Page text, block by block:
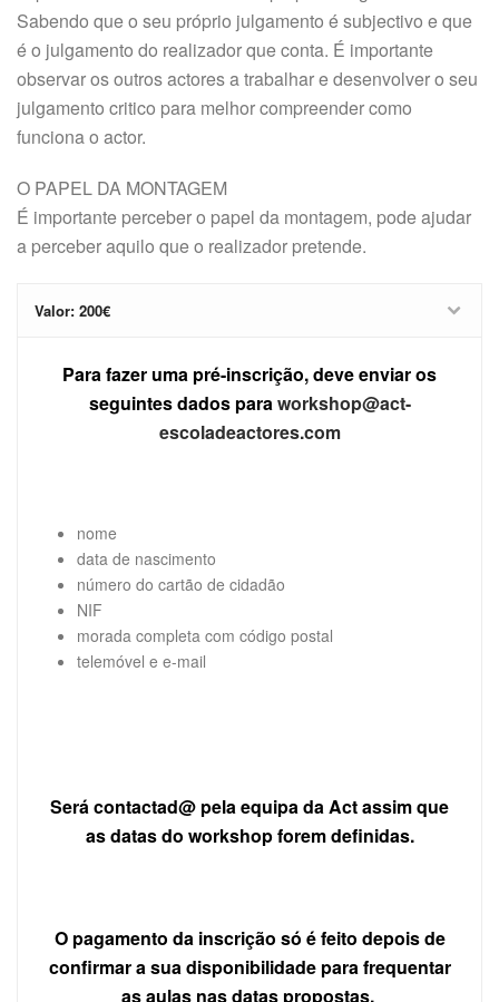
Sabendo que o seu próprio julgamento é subjectivo e que
é o julgamento do realizador que conta. É importante
observar os outros actores a trabalhar e desenvolver o seu
julgamento critico para melhor compreender como
funciona o actor.
O PAPEL DA MONTAGEM
É importante perceber o papel da montagem, pode ajudar
a perceber aquilo que o realizador pretende.
Valor: 200€
Para fazer uma pré-inscrição, deveenviar os
seguintes dados paraworkshop@act-
escoladeactores.com
nome
data de nascimento
número do cartão de cidadão
NIF
morada completa com código postal
telemóvel e e-mail
Será contactad@ pela equipa da Act assim que
as datas do workshop forem definidas.
O pagamento da inscrição só é feito depois de
confirmar a sua disponibilidade para frequentar
as aulas nas datas propostas.